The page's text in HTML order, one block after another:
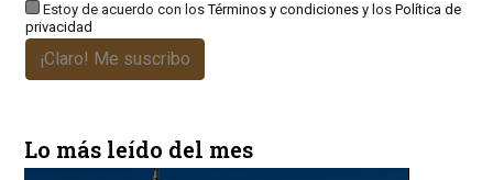
Estoy de acuerdo con losTérminos y condicionesy los Política de
privacidad
¡Claro! Me suscribo
Lo más leído del mes